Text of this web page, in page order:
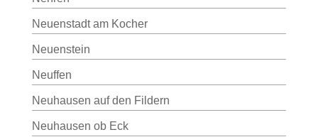
Neuenstadt am Kocher
Neuenstein
Neuffen
Neuhausen auf den Fildern
Neuhausen ob Eck